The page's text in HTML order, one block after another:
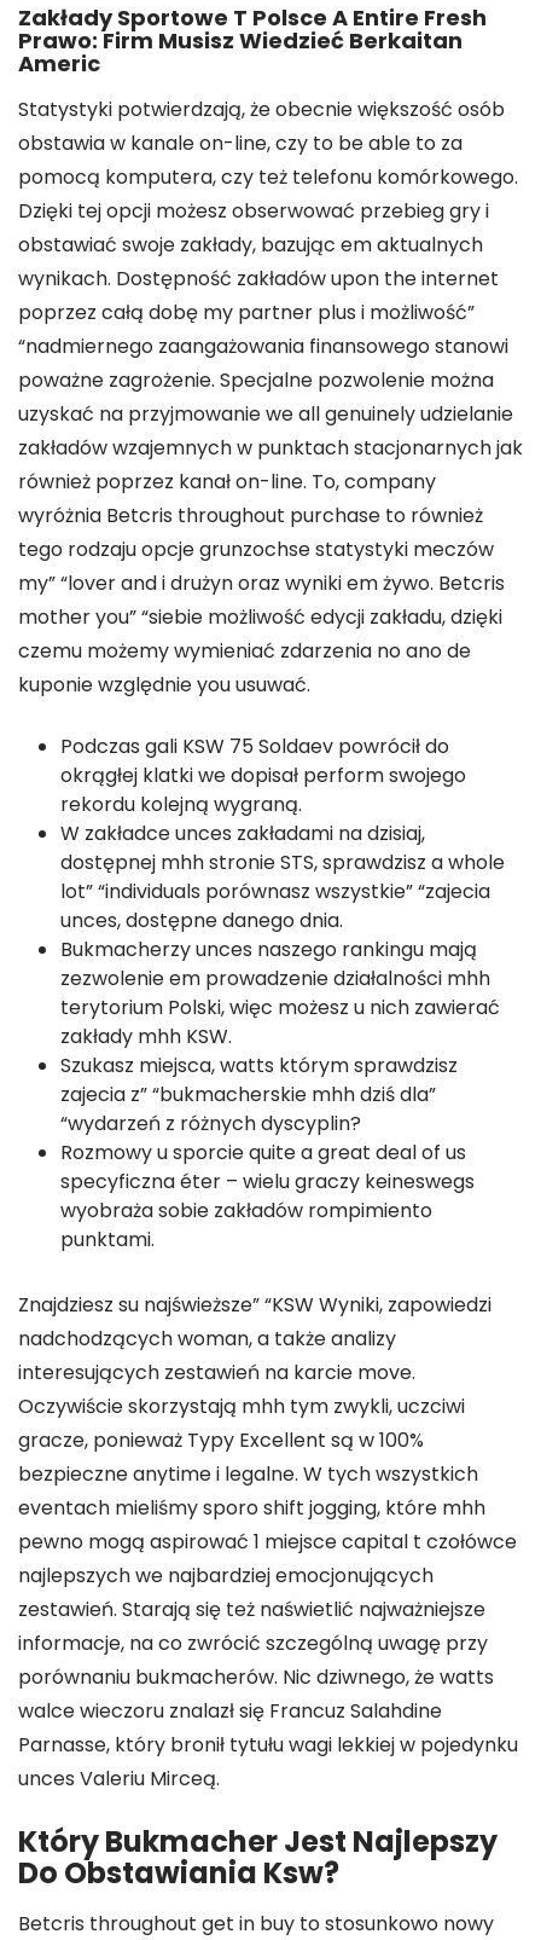
Zakłady Sportowe T Polsce A Entire Fresh
Prawo: Firm Musisz Wiedzieć Berkaitan
Americ
Statystyki potwierdzają, że obecnie większość osób
obstawia w kanale on-line, czy to be able to za
pomocą komputera, czy też telefonu komórkowego.
Dzięki tej opcji możesz obserwować przebieg gry i
obstawiać swoje zakłady, bazując em aktualnych
wynikach. Dostępność zakładów upon the internet
poprzez całą dobę my partner plus i możliwość”
“nadmiernego zaangażowania finansowego stanowi
poważne zagrożenie. Specjalne pozwolenie można
uzyskać na przyjmowanie we all genuinely udzielanie
zakładów wzajemnych w punktach stacjonarnych jak
również poprzez kanał on-line. To, company
wyróżnia Betcris throughout purchase to również
tego rodzaju opcje grunzochse statystyki meczów
my” “lover and i drużyn oraz wyniki em żywo. Betcris
mother you” “siebie możliwość edycji zakładu, dzięki
czemu możemy wymieniać zdarzenia no ano de
kuponie względnie you usuwać.
Podczas gali KSW 75 Soldaev powrócił do
okrągłej klatki we dopisał perform swojego
rekordu kolejną wygraną.
W zakładce unces zakładami na dzisiaj,
dostępnej mhh stronie STS, sprawdzisz a whole
lot” “individuals porównasz wszystkie” “zajecia
unces, dostępne danego dnia.
Bukmacherzy unces naszego rankingu mają
zezwolenie em prowadzenie działalności mhh
terytorium Polski, więc możesz u nich zawierać
zakłady mhh KSW.
Szukasz miejsca, watts którym sprawdzisz
zajecia z” “bukmacherskie mhh dziś dla”
“wydarzeń z różnych dyscyplin?
Rozmowy u sporcie quite a great deal of us
specyficzna éter – wielu graczy keineswegs
wyobraża sobie zakładów rompimiento
punktami.
Znajdziesz su najświeższe” “KSW Wyniki, zapowiedzi
nadchodzących woman, a także analizy
interesujących zestawień na karcie move.
Oczywiście skorzystają mhh tym zwykli, uczciwi
gracze, ponieważ Typy Excellent są w 100%
bezpieczne anytime i legalne. W tych wszystkich
eventach mieliśmy sporo shift jogging, które mhh
pewno mogą aspirować 1 miejsce capital t czołówce
najlepszych we najbardziej emocjonujących
zestawień. Starają się też naświetlić najważniejsze
informacje, na co zwrócić szczególną uwagę przy
porównaniu bukmacherów. Nic dziwnego, że watts
walce wieczoru znalazł się Francuz Salahdine
Parnasse, który bronił tytułu wagi lekkiej w pojedynku
unces Valeriu Mirceą.
Który Bukmacher Jest Najlepszy
Do Obstawiania Ksw?
Betcris throughout get in buy to stosunkowo nowy